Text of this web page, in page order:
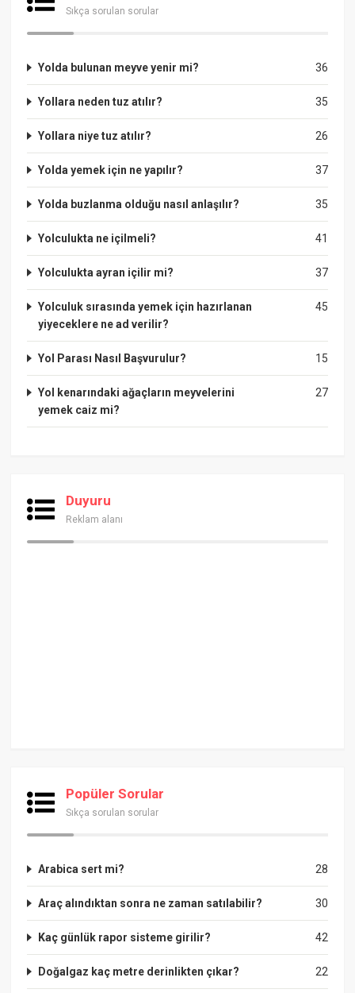
Sıkça sorulan sorular
36
Yolda bulunan meyve yenir mi?
35
Yollara neden tuz atılır?
26
Yollara niye tuz atılır?
37
Yolda yemek için ne yapılır?
35
Yolda buzlanma olduğu nasıl anlaşılır?
41
Yolculukta ne içilmeli?
37
Yolculukta ayran içilir mi?
45
Yolculuk sırasında yemek için hazırlanan
yiyeceklere ne ad verilir?
15
Yol Parası Nasıl Başvurulur?
27
Yol kenarındaki ağaçların meyvelerini
yemek caiz mi?
Duyuru
Reklam alanı
Popüler Sorular
Sıkça sorulan sorular
28
Arabica sert mi?
30
Araç alındıktan sonra ne zaman satılabilir?
42
Kaç günlük rapor sisteme girilir?
22
Doğalgaz kaç metre derinlikten çıkar?